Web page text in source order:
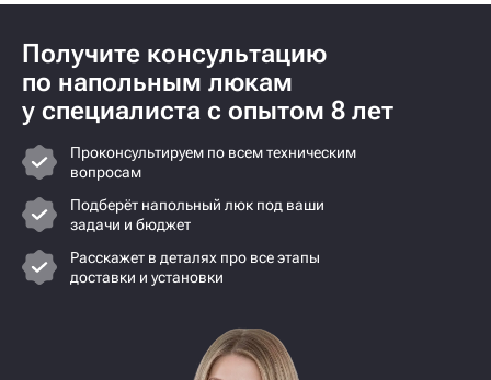
Получите консультацию
по напольным люкам
у специалиста с опытом 8 лет
Проконсультируем по всем техническим
вопросам
Подберёт напольный люк под ваши
задачи и бюджет
Расскажет в деталях про все этапы
доставки и установки